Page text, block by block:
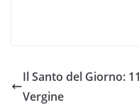
Il Santo del Giorno:
Vergine